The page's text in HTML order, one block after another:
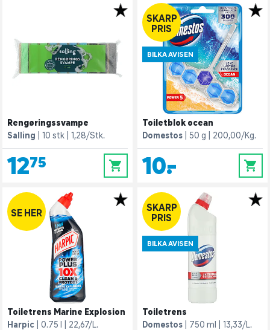
Rengøringssvampe
Salling
10 stk 1,28/Stk.
12,75 0
SKARP
PRIS
BILKA AVISEN
Toiletblok ocean
Domestos
50 g 200,00/Kg.
10,- 0
SE HER
Toiletrens Marine Explosion
Harpic
0.75 l 22,67/L.
SKARP
PRIS
BILKA AVISEN
Toiletrens
Domestos
750 ml 13,33/L.